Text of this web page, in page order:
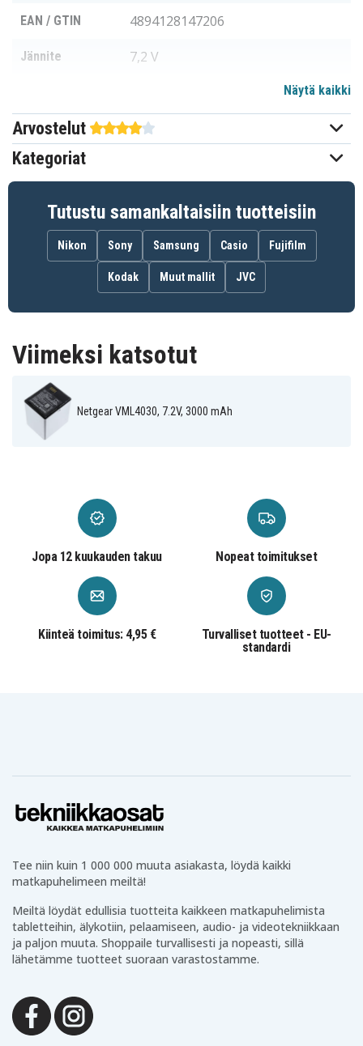
EAN / GTIN 4894128147206
Jännite 7,2 V
Mitat 45,22 x 37,35 x 50,92 mm
Kapasiteetti
Akku korvaa:
A-2
Akku on yhteensopiva seuraavien mallien kanssa:
Netgear Arlo Go
VMA4410
Näytä kaikki
Arvostelut
Kategoriat
Tutustu samankaltaisiin tuotteisiin
Nikon Sony Samsung Casio Fujifilm
Kodak Muut mallit JVC
Viimeksi katsotut
Netgear VML4030, 7.2V, 3000 mAh
Jopa 12 kuukauden takuu Nopeat toimitukset
Kiinteä toimitus: 4,95 €
Turvalliset tuotteet - EU-
standardi
Tee niin kuin 1 000 000 muuta asiakasta, löydä kaikki
matkapuhelimeen meiltä!
Meiltä löydät edullisia tuotteita kaikkeen matkapuhelimista
tabletteihin, älykotiin, pelaamiseen, audio- ja videotekniikkaan
ja paljon muuta. Shoppaile turvallisesti ja nopeasti, sillä
lähetämme tuotteet suoraan varastostamme.